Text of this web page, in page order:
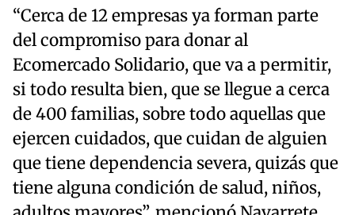
“Cerca de 12 empresas ya forman parte
del compromiso para donar al
Ecomercado Solidario, que va a permitir,
si todo resulta bien, que se llegue a cerca
de 400 familias, sobre todo aquellas que
ejercen cuidados, que cuidan de alguien
que tiene dependencia severa, quizás que
tiene alguna condición de salud, niños,